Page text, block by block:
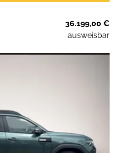
36.199,00 €
ausweisbar